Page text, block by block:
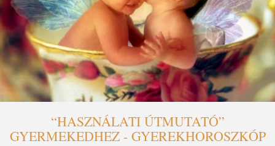
“HASZNÁLATI ÚTMUTATÓ”
GYERMEKEDHEZ - GYEREKHOROSZKÓP